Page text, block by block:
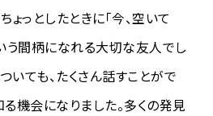
ょっとしたときに「今、空いて
いう間柄になれる大切な友人でし
いても、たくさん話すことがで
る機会になりました。多くの発見